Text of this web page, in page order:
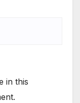
in this